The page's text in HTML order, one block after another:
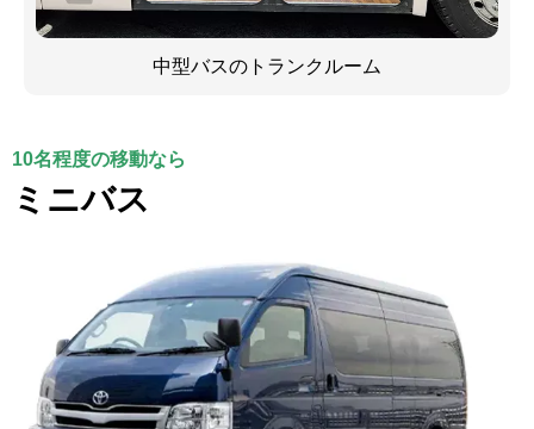
中型バスのトランクルーム
10名程度の移動なら
ミニバス